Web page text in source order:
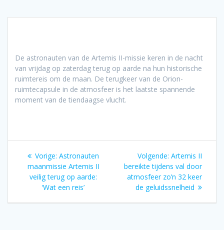
De astronauten van de Artemis II-missie keren in de nacht
van vrijdag op zaterdag terug op aarde na hun historische
ruimtereis om de maan. De terugkeer van de Orion-
ruimtecapsule in de atmosfeer is het laatste spannende
moment van de tiendaagse vlucht.
Bericht
navigatie
Vorige: Vorig
bericht:
Astronauten
maanmissie Artemis II
veilig terug op aarde:
‘Wat een reis’
Volgende: Volgend
bericht:
Artemis II
bereikte tijdens val door
atmosfeer zo’n 32 keer
de geluidssnelheid